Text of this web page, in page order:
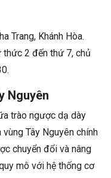
Trang, Khánh Hòa.
2 đến thứ 7, chủ
Nguyên
trào ngược dạ dày
Tây Nguyên chính
chuyển đổi và nâng
mô với hệ thống cơ